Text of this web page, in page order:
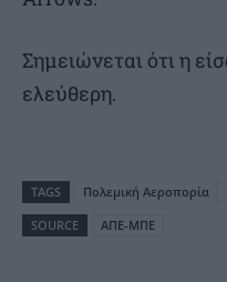
Σημειώνεται ότι η
ελεύθερη.
TAGS
Πολεμική Αεροπορία
SOURCE
ΑΠΕ-ΜΠΕ